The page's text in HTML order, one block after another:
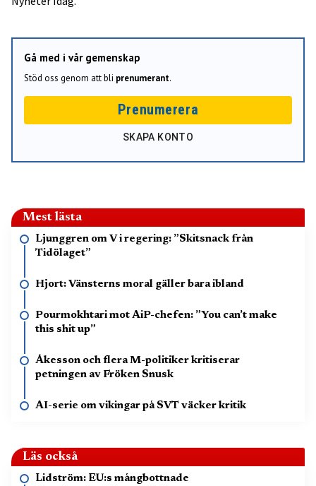
Gå med i vår gemenskap
Stöd oss genom att bli prenumerant.
Prenumerera
SKAPA KONTO
Mest lästa
Ljunggren om V i regering: ”Skitsnack från
Tidölaget”
Hjort: Vänsterns moral gäller bara ibland
Pourmokhtari mot AiP-chefen: ”You can’t make
this shit up”
Åkesson och flera M-politiker kritiserar
petningen av Fröken Snusk
AI-serie om vikingar på SVT väcker kritik
Läs också
Lidström: EU:s mångbottnade